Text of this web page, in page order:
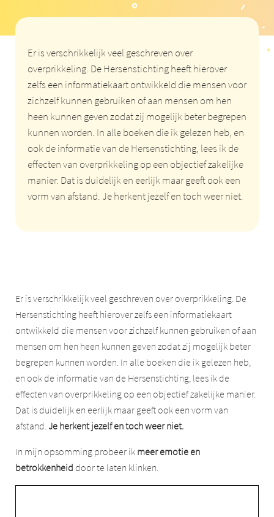
Er is verschrikkelijk veel geschreven over
overprikkeling. De Hersenstichting heeft hierover
zelfs een informatiekaart ontwikkeld die mensen voor
zichzelf kunnen gebruiken of aan mensen om hen
heen kunnen geven zodat zij mogelijk beter begrepen
kunnen worden. In alle boeken die ik gelezen heb, en
ook de informatie van de Hersenstichting, lees ik de
effecten van overprikkeling op een objectief zakelijke
manier. Dat is duidelijk en eerlijk maar geeft ook een
vorm van afstand. Je herkent jezelf en toch weer niet.
Er is verschrikkelijk veel geschreven over overprikkeling. De
Hersenstichting heeft hierover zelfs een informatiekaart
ontwikkeld die mensen voor zichzelf kunnen gebruiken of aan
mensen om hen heen kunnen geven zodat zij mogelijk beter
begrepen kunnen worden. In alle boeken die ik gelezen heb,
en ook de informatie van de Hersenstichting, lees ik de
effecten van overprikkeling op een objectief zakelijke manier.
Dat is duidelijk en eerlijk maar geeft ook een vorm van
afstand. Je herkent jezelf en toch weer niet.
In mijn opsomming probeer ik meer emotie en
betrokkenheid door te laten klinken.